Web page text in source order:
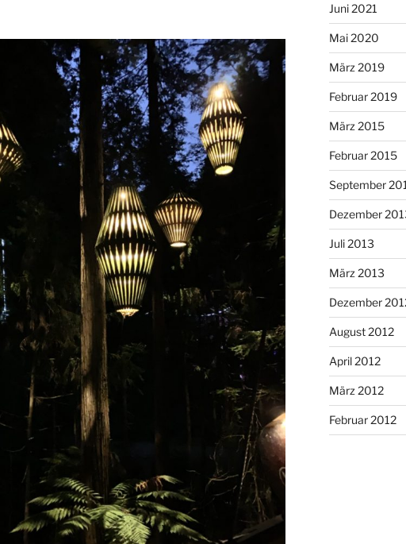
Juni 2021
Mai 2020
März 2019
Februar 2019
März 2015
Februar 2015
September
Dezember
Juli 2013
März 2013
Dezember
August 2012
April 2012
März 2012
Februar 2012